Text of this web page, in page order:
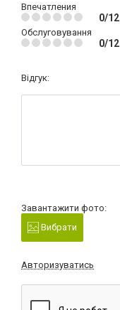
Впечатления
0/12
Обслуговування
0/12
Відгук:
Завантажити фото:
Вибрати
Авторизуватись